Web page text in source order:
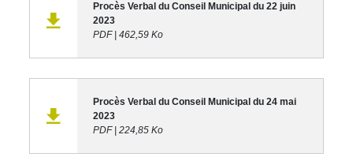
Procès Verbal du Conseil Municipal du 22 juin
2023
PDF|462,59 Ko
Procès Verbal du Conseil Municipal du 24 mai
2023
PDF|224,85 Ko